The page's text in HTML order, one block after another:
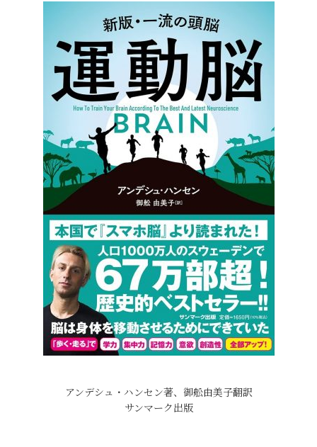
アンデシュ・ハンセン著、御舩由美子翻訳
サンマーク出版